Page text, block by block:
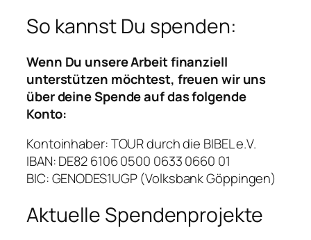
So kannst Du spenden:
Wenn Du unsere Arbeit finanziell
unterstützen möchtest, freuen wir uns
über deine Spende auf das folgende
Konto:
Kontoinhaber: TOUR durch die BIBEL e.V.
IBAN: DE82 6106 0500 0633 0660 01
BIC: GENODES1UGP (Volksbank Göppingen)
Aktuelle Spendenprojekte